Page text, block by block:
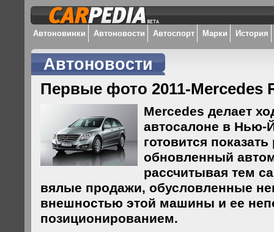
Автоновинки Автоновости Автоспорт Марки История
Автоновости
Первые фото 2011-Mercedes
Mercedes делает
автосалоне в Нью-
готовится
обновленный
рассчитывая тем
вялые продажи, обусловленные
внешностью этой машины и ее
позиционированием.